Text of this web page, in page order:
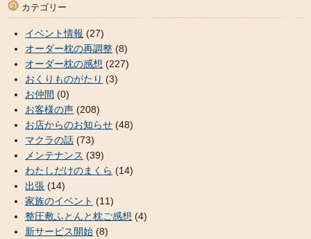
カテゴリー
イベント情報 (27)
オーダー枕の再調整 (8)
オーダー枕の感想 (227)
おくりものがたり (3)
お仲間 (0)
お客様の声 (208)
お店からのお知らせ (48)
マクラの話 (73)
メンテナンス (39)
わたしだけのまくら (14)
出張 (14)
家族のイベント (11)
整圧敷ふとんと枕ご感想 (4)
新サービス開始 (8)